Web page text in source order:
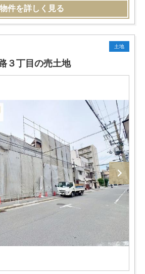
物件を詳しく見る
土地
３丁目の売土地